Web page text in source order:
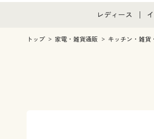
レディース
レディース通販
トップ 家電・雑貨通販 キッチン・雑貨